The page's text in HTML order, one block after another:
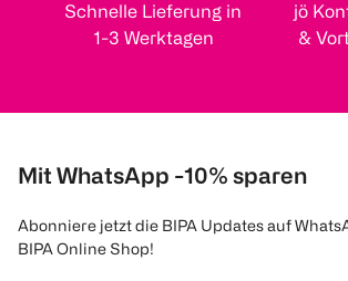
Schnelle Lieferung in
1-3 Werktagen
jö
&
Mit WhatsApp -10% sparen
Abonniere jetzt die BIPA Updates auf
BIPA Online Shop!